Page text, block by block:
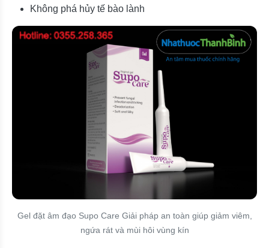
Không phá hủy tế bào lành
Gel đặt âm đạo Supo Care Giải pháp an toàn giúp giảm viêm,
ngứa rát và mùi hôi vùng kín